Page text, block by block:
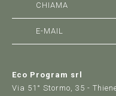
CHIAMA
E-MAIL
Eco Program srl
Via 51° Stormo, 35 -